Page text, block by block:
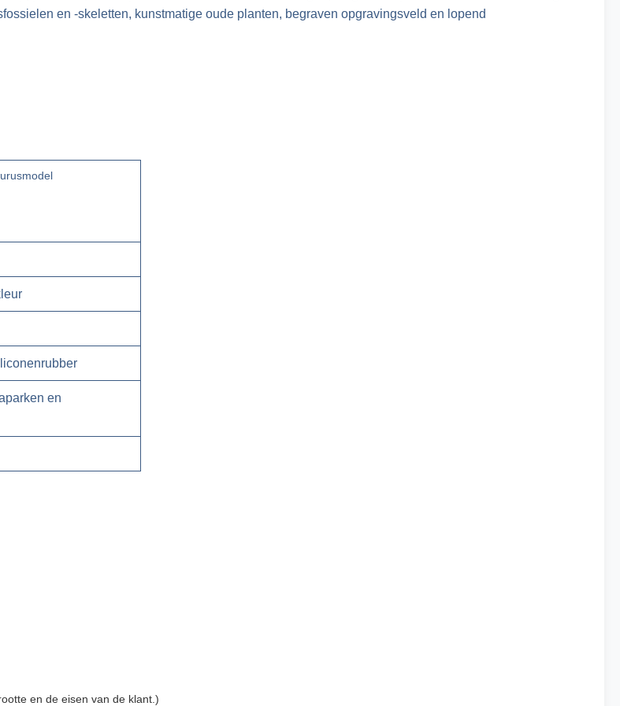
en -skeletten, kunstmatige oude planten, begraven opgravingsveld en lopend
en
en de eisen van de klant.)